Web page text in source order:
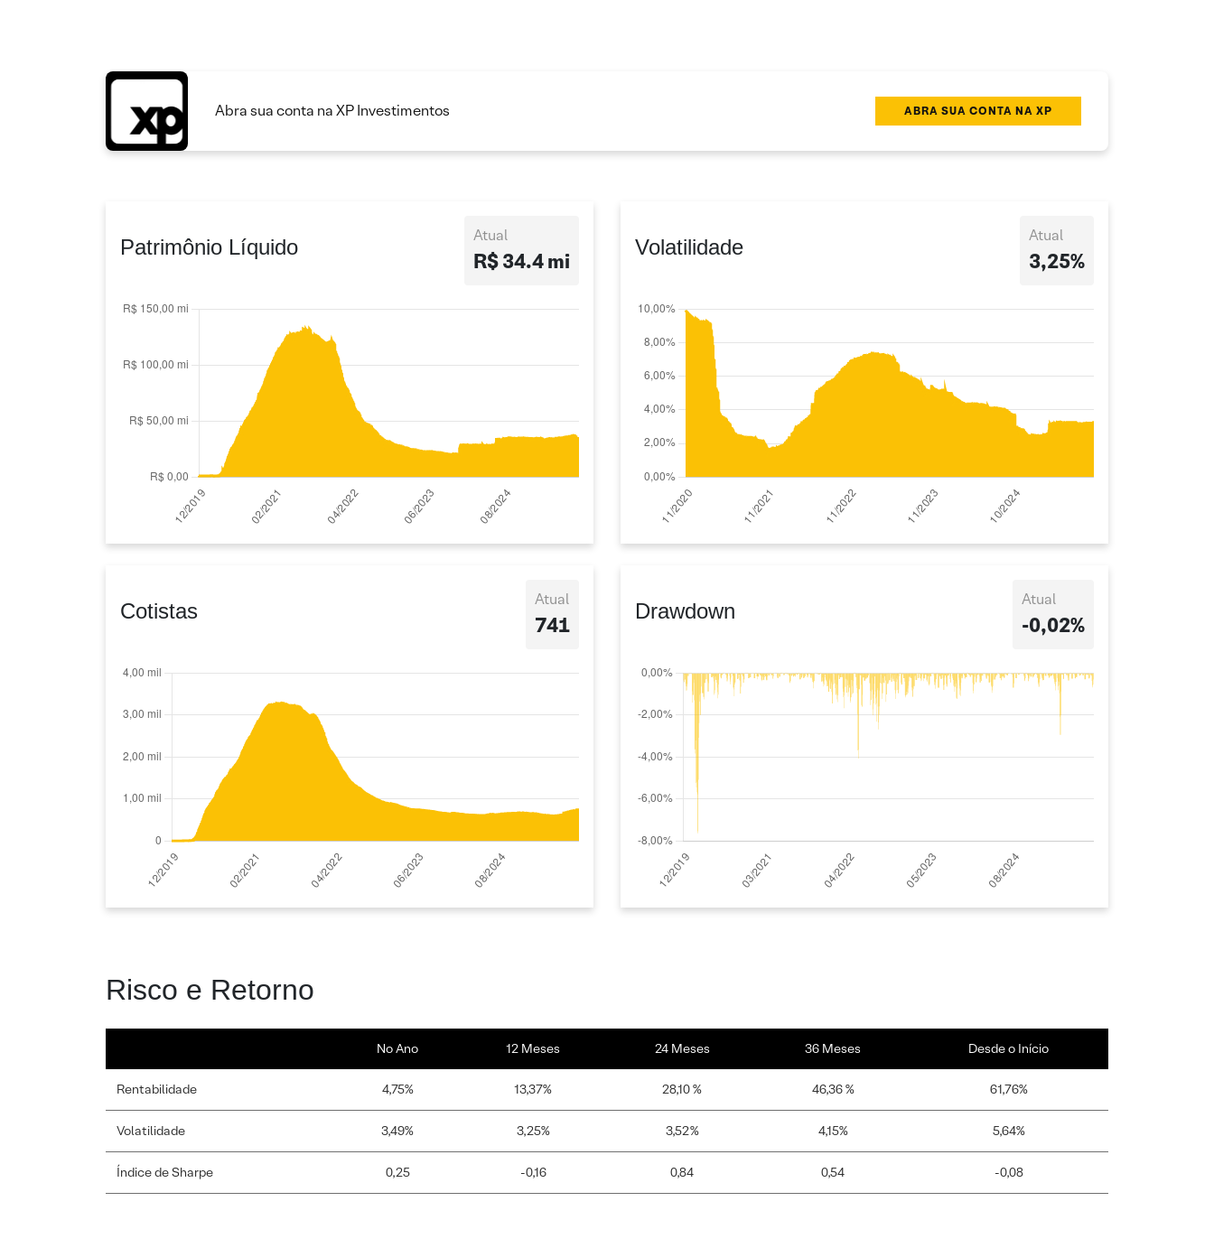
Abra sua conta na XP Investimentos ABRA SUA CONTA NA XP
Patrimônio Líquido Atual
R$ 34.4 mi
Volatilidade Atual
3,25%
Cotistas Atual
741
Drawdown Atual
-0,02%
Risco e Retorno
No Ano 12 Meses 24 Meses 36 Meses Desde o Início
Rentabilidade 4,75% 13,37% 28,10 % 46,36 % 61,76%
Volatilidade 3,49% 3,25% 3,52% 4,15% 5,64%
Índice de Sharpe 0,25 -0,16 0,84 0,54 -0,08